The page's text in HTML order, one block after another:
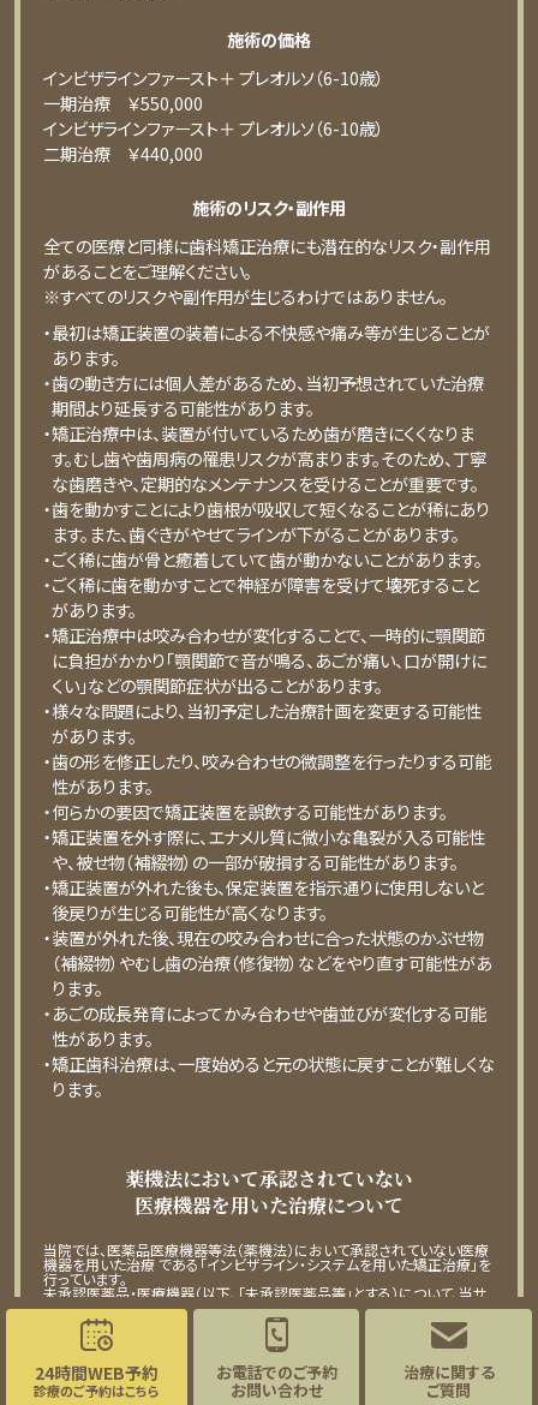
24時間WEB予約
診療のご予約はこちら
お電話でのご予約
お問い合わせ
治療に関する
ご質問
施術の価格
インビザラインファースト＋ プレオルソ（6-10歳）
⼀期治療 ￥550,000
インビザラインファースト＋ プレオルソ（6-10歳）
⼆期治療 ￥440,000
施術のリスク・副作用
全ての医療と同様に歯科矯正治療にも潜在的なリスク・副作用
があることをご理解ください。
※すべてのリスクや副作用が生じるわけではありません。
・最初は矯正装置の装着による不快感や痛み等が⽣じることが
あります。
・⻭の動き⽅には個⼈差があるため、当初予想されていた治療
期間より延⻑する可能性があります。
・矯正治療中は、装置が付いているため⻭が磨きにくくなりま
す。むし⻭や⻭周病の罹患リスクが⾼まります。そのため、丁寧
な⻭磨きや、定期的なメンテナンスを受けることが重要です。
・⻭を動かすことにより⻭根が吸収して短くなることが稀にあり
ます。また、⻭ぐきがやせてラインが下がることがあります。
・ごく稀に⻭が⾻と癒着していて⻭が動かないことがあります。
・ごく稀に⻭を動かすことで神経が障害を受けて壊死すること
があります。
・矯正治療中は咬み合わせが変化することで、⼀時的に顎関節
に負担がかかり「顎関節で⾳が鳴る、あごが痛い、⼝が開けに
くい」などの顎関節症状が出ることがあります。
・様々な問題により、当初予定した治療計画を変更する可能性
があります。
・⻭の形を修正したり、咬み合わせの微調整を⾏ったりする可能
性があります。
・何らかの要因で矯正装置を誤飲する可能性があります。
・矯正装置を外す際に、エナメル質に微⼩な⻲裂が⼊る可能性
や、被せ物（補綴物）の⼀部が破損する可能性があります。
・矯正装置が外れた後も、保定装置を指⽰通りに使⽤しないと
後戻りが⽣じる可能性が⾼くなります。
・装置が外れた後、現在の咬み合わせに合った状態のかぶせ物
（補綴物）やむし⻭の治療（修復物）などをやり直す可能性があ
ります。
・あごの成⻑発育によってかみ合わせや⻭並びが変化する可能
性があります。
・矯正⻭科治療は、⼀度始めると元の状態に戻すことが難しくな
ります。
薬機法において承認されていない
医療機器を用いた治療について
当院では、医薬品医療機器等法（薬機法）において承認されていない医療
機器を用いた治療 である「インビザライン・システムを用いた矯正治療」を
行っています。
未承認医薬品・医療機器（以下、「未承認医薬品等」とする）について、当サ
イト内で治療法等を記載するため、厚生労働省が定める医療広告ガイドラ
インに従い、「未承認医薬品等であること」「入手経路等」「国内の承認医薬
品等の有無」「諸外国における安全性等に係る情報」について掲載いたし
未承認医薬品であること